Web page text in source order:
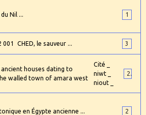
Nil ... 1
CHED, le sauveur ... 3
Cité _
niwt _
niout _
2
en Égypte ancienne ... 2